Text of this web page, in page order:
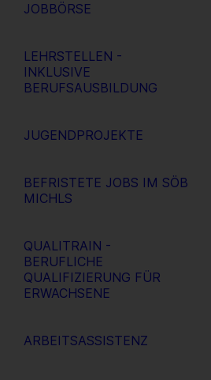
JOBBÖRSE
LEHRSTELLEN -
INKLUSIVE
BERUFSAUSBILDUNG
JUGENDPROJEKTE
BEFRISTETE JOBS IM SÖB
MICHLS
QUALITRAIN -
BERUFLICHE
QUALIFIZIERUNG FÜR
ERWACHSENE
ARBEITSASSISTENZ